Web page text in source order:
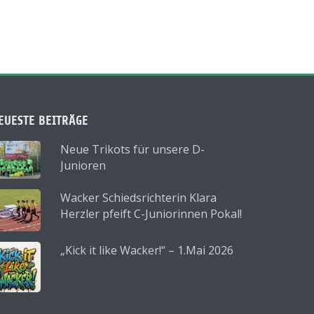
BEITRÄGE
Neue Trikots für unsere D-
Junioren
Wacker Schiedsrichterin Klara
Herzler pfeift C-Juniorinnen Pokal!
„Kick it like Wacker!“ – 1.Mai 2026